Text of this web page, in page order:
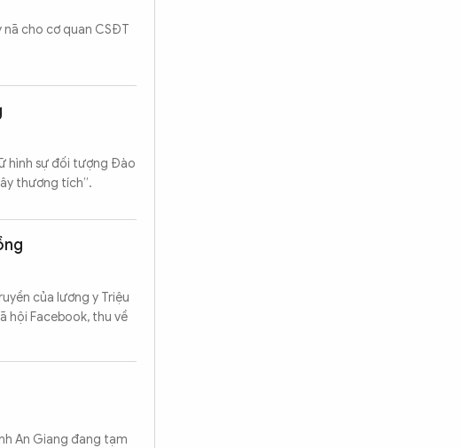
nã cho cơ quan CSĐT
hình sự đối tượng Đào
thương tích”.
của lương y Triệu
hội Facebook, thu về
An Giang đang tạm